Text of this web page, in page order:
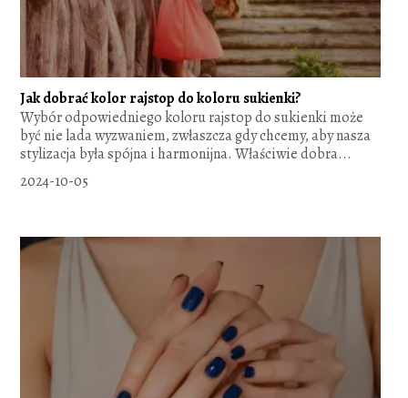
Jak dobrać kolor rajstop do koloru sukienki?
Wybór odpowiedniego koloru rajstop do sukienki może
być nie lada wyzwaniem, zwłaszcza gdy chcemy, aby nasza
stylizacja była spójna i harmonijna. Właściwie dobra...
2024-10-05